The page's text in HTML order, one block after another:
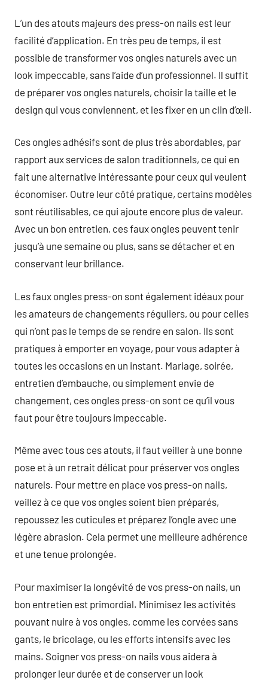
L’un des atouts majeurs des press-on nails est leur
facilité d’application. En très peu de temps, il est
possible de transformer vos ongles naturels avec un
look impeccable, sans l’aide d’un professionnel. Il suffit
de préparer vos ongles naturels, choisir la taille et le
design qui vous conviennent, et les fixer en un clin d’œil.
Ces ongles adhésifs sont de plus très abordables, par
rapport aux services de salon traditionnels, ce qui en
fait une alternative intéressante pour ceux qui veulent
économiser. Outre leur côté pratique, certains modèles
sont réutilisables, ce qui ajoute encore plus de valeur.
Avec un bon entretien, ces faux ongles peuvent tenir
jusqu’à une semaine ou plus, sans se détacher et en
conservant leur brillance.
Les faux ongles press-on sont également idéaux pour
les amateurs de changements réguliers, ou pour celles
qui n’ont pas le temps de se rendre en salon. Ils sont
pratiques à emporter en voyage, pour vous adapter à
toutes les occasions en un instant. Mariage, soirée,
entretien d’embauche, ou simplement envie de
changement, ces ongles press-on sont ce qu’il vous
faut pour être toujours impeccable.
Même avec tous ces atouts, il faut veiller à une bonne
pose et à un retrait délicat pour préserver vos ongles
naturels. Pour mettre en place vos press-on nails,
veillez à ce que vos ongles soient bien préparés,
repoussez les cuticules et préparez l’ongle avec une
légère abrasion. Cela permet une meilleure adhérence
et une tenue prolongée.
Pour maximiser la longévité de vos press-on nails, un
bon entretien est primordial. Minimisez les activités
pouvant nuire à vos ongles, comme les corvées sans
gants, le bricolage, ou les efforts intensifs avec les
mains. Soigner vos press-on nails vous aidera à
prolonger leur durée et de conserver un look